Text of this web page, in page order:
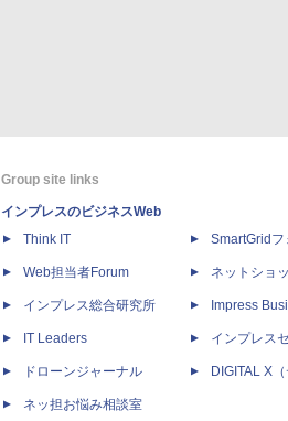
Group site links
インプレスのビジネスWeb
Think IT
Web担当者Forum
インプレス総合研究所
IT Leaders
ドローンジャーナル
ネッ担お悩み相談室
SmartGridフ
ネットショ
Impress
インプレス
DIGITAL X